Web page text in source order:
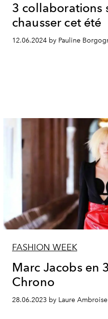
3 collaborations
chausser cet été
12.06.2024 by Pauline
FASHION WEEK
Marc Jacobs en
Chrono
28.06.2023 by Laure Ambroise